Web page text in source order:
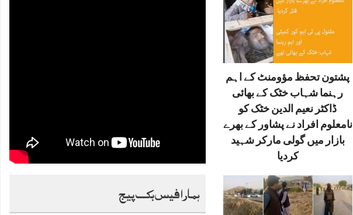
پشتون تحفظ مؤومنٹ کے اہم
رہنما شہاب خٹک کے بھائی
ڈاکٹر نعیم الدین خٹک کو
نامعلوم افراد نے پشاور کے بھرے
بازار میں گولی مارکر شہید
کردیا
ہمارا فیس بک پیج